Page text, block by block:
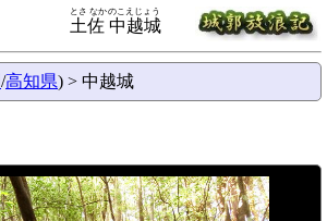
土佐 中越城
とさ なかのこえじょう
/高知県) > 中越城